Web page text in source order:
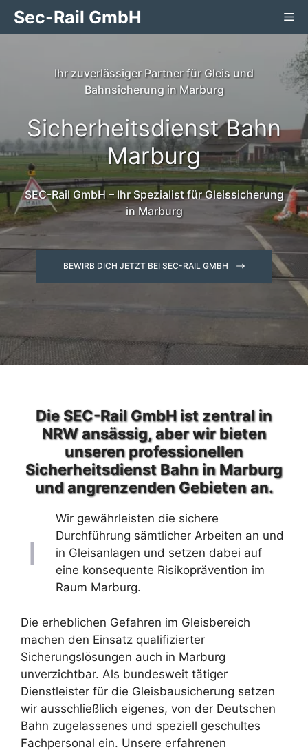
Zum
InhaltSec-Rail GmbH
Ihr zuverlässiger Partner für Gleis und
Bahnsicherung in Marburg
Sicherheitsdienst Bahn
Marburg
SEC-Rail GmbH – Ihr Spezialist für Gleissicherung
in Marburg
BEWIRB DICH JETZT BEI SEC-RAIL GMBH
Die SEC-Rail GmbH ist zentral in
NRW ansässig, aber wir bieten
unseren professionellen
Sicherheitsdienst Bahn in Marburg
und angrenzenden Gebieten an.
Wir gewährleisten die sichere
Durchführung sämtlicher Arbeiten an und
in Gleisanlagen und setzen dabei auf
eine konsequente Risikoprävention im
Raum Marburg.
Die erheblichen Gefahren im Gleisbereich
machen den Einsatz qualifizierter
Sicherungslösungen auch in Marburg
unverzichtbar. Als bundesweit tätiger
Dienstleister für die Gleisbausicherung setzen
wir ausschließlich eigenes, von der Deutschen
Bahn zugelassenes und speziell geschultes
Fachpersonal ein. Unsere erfahrenen